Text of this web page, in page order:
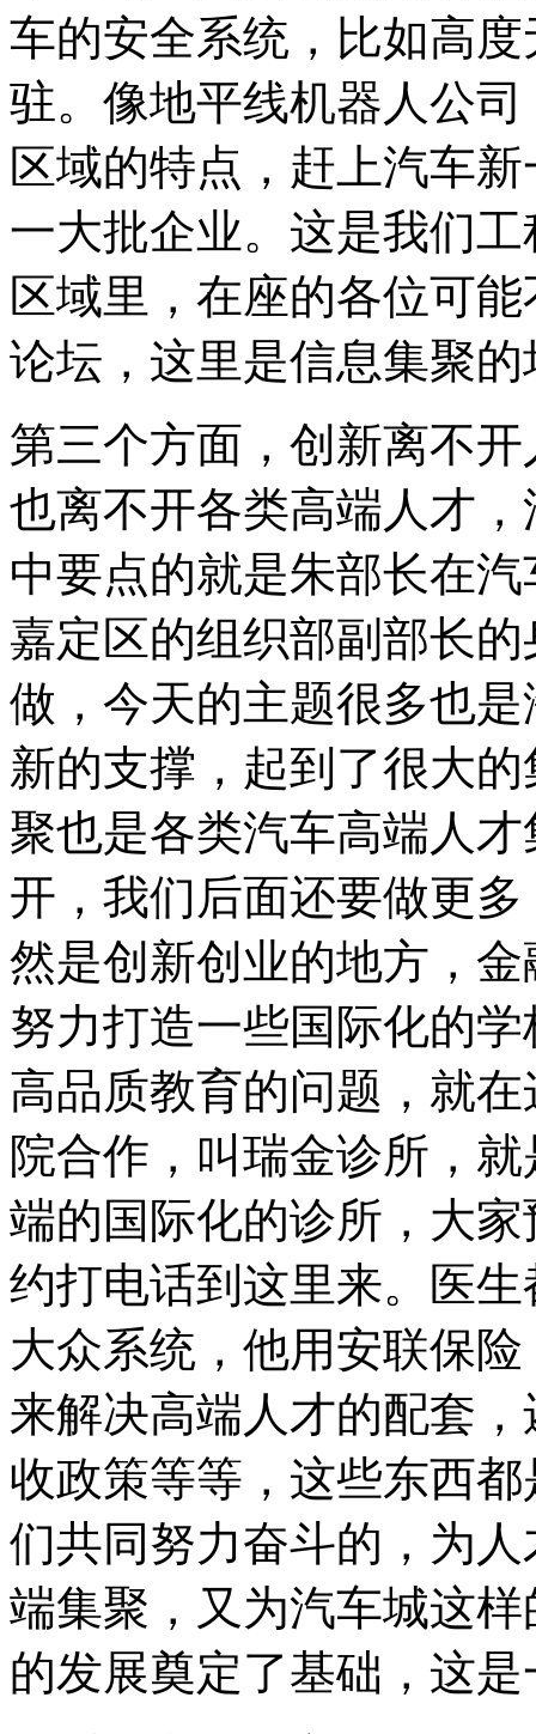
车的安全系统，比如高
驻。像地平线机器人公
区域的特点，赶上汽车
一大批企业。这是我们
区域里，在座的各位可
论坛，这里是信息集聚的
第三个方面，创新离不
也离不开各类高端人才
中要点的就是朱部长在
嘉定区的组织部副部长
做，今天的主题很多也
新的支撑，起到了很大
聚也是各类汽车高端人
开，我们后面还要做更
然是创新创业的地方，
努力打造一些国际化的
高品质教育的问题，就
院合作，叫瑞金诊所，
端的国际化的诊所，大
约打电话到这里来。医
大众系统，他用安联保
来解决高端人才的配套
收政策等等，这些东西
们共同努力奋斗的，为
端集聚，又为汽车城这
的发展奠定了基础，这